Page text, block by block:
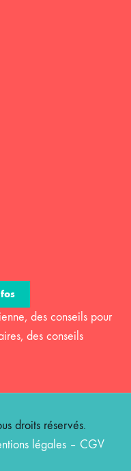
des conseils pour
des conseils
droits réservés.
légales – CGV